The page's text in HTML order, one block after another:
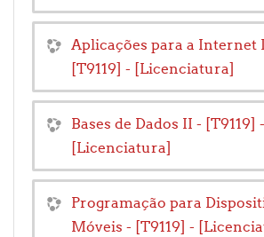
Aplicações para a Internet
[T9119] - [Licenciatura]
Bases de Dados II - [T9119] -
[Licenciatura]
Programação para
Móveis - [T9119] -